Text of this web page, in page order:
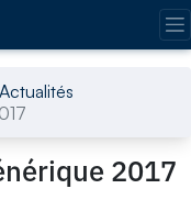
Actualités
2017